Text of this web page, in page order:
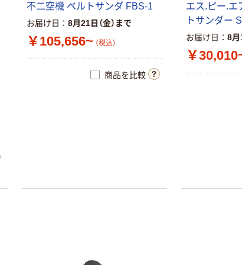
不二空機 ベルトサンダ FBS-1
お届け日 8月21日（金）まで
￥105,656~ （税込）
商品を比較
エス.ピー.エ
トサンダー
お届け日 8月
￥
TRUSCO エア
ダスター 引金式
￥1,970 （税込）
人気商品
ポリッシャー SI
信濃機販
￥34,340~
（税込）